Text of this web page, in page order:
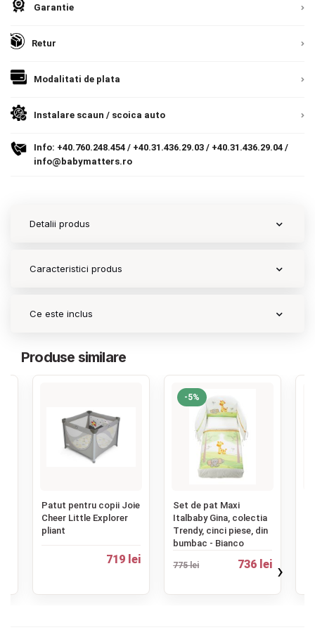
Copyright 2026 BabyMatters
Garantie
Retur
Modalitati de plata
Instalare scaun / scoica auto
Info: +40.760.248.454 / +40.31.436.29.03 / +40.31.436.29.04 /
info@babymatters.ro
Detalii produs
Caracteristici produs
Ce este inclus
Produse similare
Patut pentru copii Joie
Cheer Little Explorer
pliant
719 lei
-5%
Set de pat Maxi
Italbaby Gina, colectia
Trendy, cinci piese, din
bumbac - Bianco
775 lei 736 lei ›